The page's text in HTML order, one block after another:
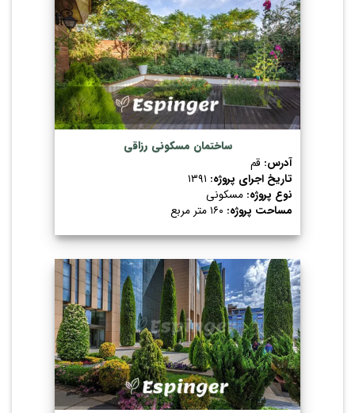
ساختمان مسکونی رزاقی
آدرس: قم
تاریخ اجرای پروژه:
نوع پروژه: مسکونی
مساحت پروژه: